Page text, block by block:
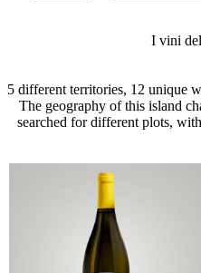
I vini
5 different territories, 12 unique
The geography of this island
searched for different plots,